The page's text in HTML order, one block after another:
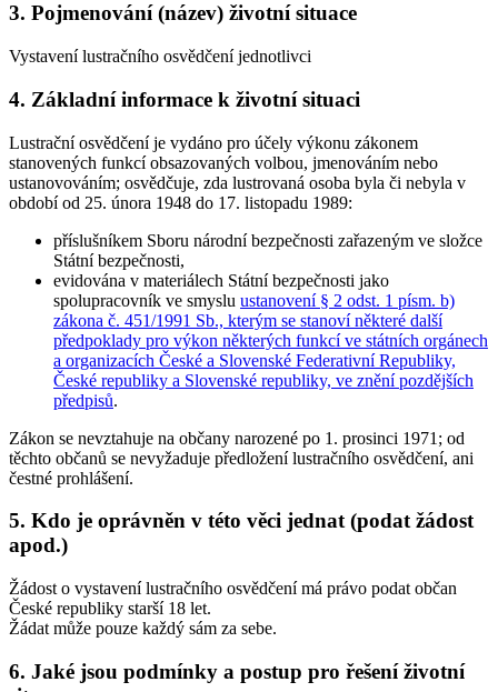
3. Pojmenování (název) životní situace
Vystavení lustračního osvědčení jednotlivci
4. Základní informace k životní situaci
Lustrační osvědčení je vydáno pro účely výkonu zákonem
stanovených funkcíobsazovaných volbou, jmenováním nebo
ustanovováním; osvědčuje, zda lustrovaná osoba byla či nebyla v
období od 25. února 1948 do 17. listopadu 1989:
příslušníkem Sboru národní bezpečnosti zařazeným ve složce
Státní bezpečnosti,
evidována v materiálech Státní bezpečnosti jako
spolupracovník ve smyslu ustanovení § 2 odst. 1 písm. b)
zákona č. 451/1991 Sb., kterým se stanoví některé další
předpoklady pro výkon některých funkcí ve státních orgánech
a organizacích České a Slovenské Federativní Republiky,
České republiky a Slovenské republiky, ve znění pozdějších
předpisů.
Zákon se nevztahuje na občany narozené po 1. prosinci 1971 ; od
těchto občanů se nevyžaduje předložení lustračního osvědčení, ani
čestné prohlášení.
5. Kdo je oprávněn v této věci jednat (podat žádost
apod.)
Žádost o vystavení lustračního osvědčení má právo podat občan
České republiky starší 18 let.
Žádat může pouze každý sám za sebe.
6. Jaké jsou podmínky a postup pro řešení životní